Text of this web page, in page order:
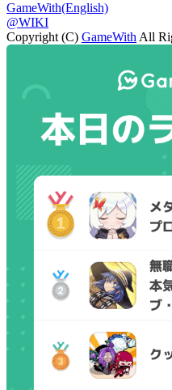
GameWith(English)
@WIKI
Copyright (C) GameWith All